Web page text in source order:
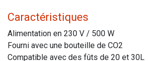
Caractéristiques
Alimentation en 230 V / 500 W
Fourni avec une bouteille de CO2
Compatible avec des fûts de 20 et 30L